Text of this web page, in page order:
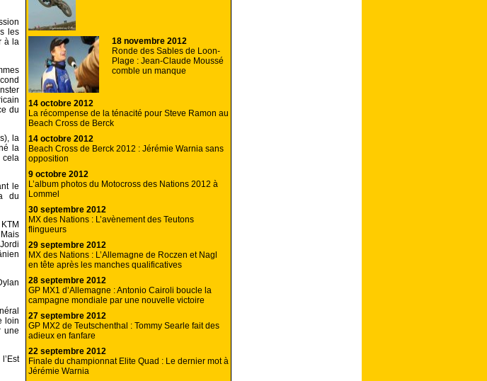
les
à la
du
la
la
cela
le
du
loin
une
18 novembre 2012
Ronde des Sables de Loon-
Plage : Jean-Claude Moussé
comble un manque
14 octobre 2012
La récompense de la ténacité pour Steve Ramon au
Beach Cross de Berck
14 octobre 2012
Beach Cross de Berck 2012 : Jérémie Warnia sans
opposition
9 octobre 2012
L’album photos du Motocross des Nations 2012 à
Lommel
30 septembre 2012
MX des Nations : L’avènement des Teutons
flingueurs
29 septembre 2012
MX des Nations : L’Allemagne de Roczen et Nagl
en tête après les manches qualificatives
28 septembre 2012
GP MX1 d’Allemagne : Antonio Cairoli boucle la
campagne mondiale par une nouvelle victoire
27 septembre 2012
GP MX2 de Teutschenthal : Tommy Searle fait des
adieux en fanfare
22 septembre 2012
Finale du championnat Elite Quad : Le dernier mot à
Jérémie Warnia